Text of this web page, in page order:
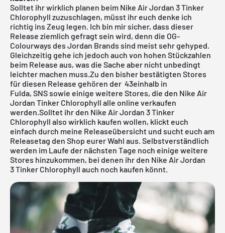
Solltet ihr wirklich planen beim Nike Air Jordan 3 Tinker
Chlorophyll zuzuschlagen, müsst ihr euch denke ich
richtig ins Zeug legen. Ich bin mir sicher, dass dieser
Release ziemlich gefragt sein wird, denn die OG-
Colourways des Jordan Brands sind meist sehr gehyped.
Gleichzeitig gehe ich jedoch auch von hohen Stückzahlen
beim Release aus, was die Sache aber nicht unbedingt
leichter machen muss.Zu den bisher bestätigten Stores
für diesen Release gehören der 43einhalb in
Fulda, SNSsowie einige weitere Stores, die den Nike Air
Jordan Tinker Chlorophyll alle online verkaufen
werden.Solltet ihr den Nike Air Jordan 3 Tinker
Chlorophyll also wirklich kaufen wollen, klickt euch
einfach durch meine Releaseübersicht und sucht euch am
Releasetag den Shop eurer Wahl aus. Selbstverständlich
werden im Laufe der nächsten Tage noch einige weitere
Stores hinzukommen, bei denen ihr den Nike Air Jordan
3 Tinker Chlorophyll auch noch kaufen könnt.